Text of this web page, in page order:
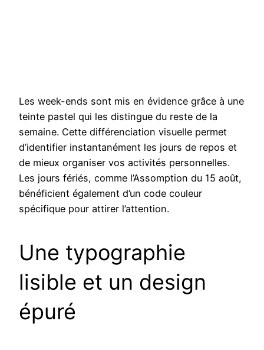
Les week-ends sont mis en évidence grâce à une
teinte pastel qui les distingue du reste de la
semaine. Cette différenciation visuelle permet
d’identifier instantanément les jours de repos et
de mieux organiser vos activités personnelles.
Les jours fériés, comme l’Assomption du 15 août,
bénéficient également d’un code couleur
spécifique pour attirer l’attention.
Une typographie
lisible et un design
épuré